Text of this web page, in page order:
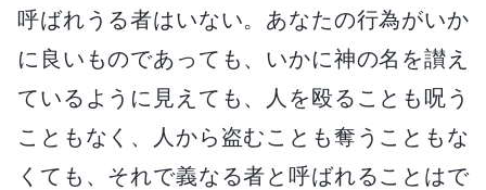
呼ばれうる者はいない。あなたの行為がいか
に良いものであっても、いかに神の名を讃え
ているように見えても、人を殴ることも呪う
こともなく、人から盗むことも奪うこともな
くても、それで義なる者と呼ばれることはで